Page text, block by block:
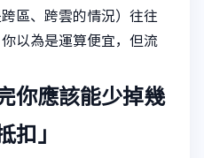
區、跨雲的情況）往往
以為是運算便宜，但流
你應該能少掉幾
扣」